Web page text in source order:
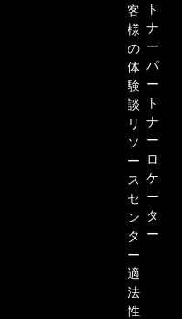
トリアルで詳
客
様
の
体
験
談
リ
ソ
ー
ス
セ
ン
タ
ー
適
法
性
ト
ナ
ー
パ
ー
ト
ナ
ー
ロ
ケ
ー
タ
ー